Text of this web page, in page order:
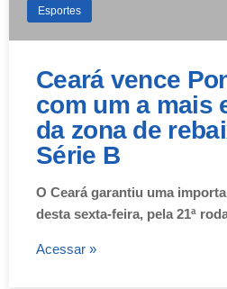
Esportes
Ceará vence
com um a mais
da zona de
Série B
O Ceará garantiu uma
desta sexta-feira, pela 21ª
Acessar »